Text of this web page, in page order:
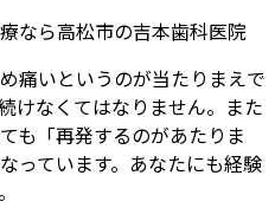
痛いというのが当たりまえで
けなくてはなりません。また
も「再発するのがあたりま
っています。あなたにも経験